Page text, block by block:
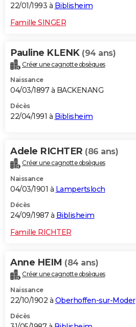
22/01/1993 à Biblisheim
Famille SINGER
Pauline KLENK (94 ans)
Créer une cagnotte obsèques
Naissance
04/03/1897 à BACKENANG
Décès
22/04/1991 à Biblisheim
Adele RICHTER (86 ans)
Créer une cagnotte obsèques
Naissance
04/03/1901 à Lampertsloch
Décès
24/09/1987 à Biblisheim
Famille RICHTER
Anne HEIM (84 ans)
Créer une cagnotte obsèques
Naissance
22/10/1902 à Oberhoffen-sur-Moder
Décès